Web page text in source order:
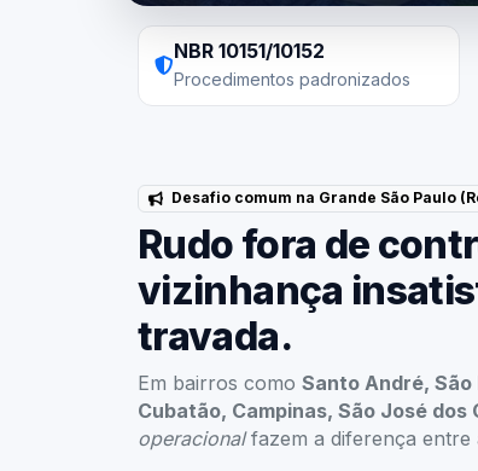
NBR 10151/10152
Procedimentos padronizados
Desafio comum na Grande São Paulo
Rudo fora de
vizinhança
travada.
Em bairros como Santo André, São
Cubatão, Campinas, São José dos
operacionalfazem a diferença entre